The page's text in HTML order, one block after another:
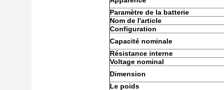
Paramètre de la batterie
Nom de l'article
Configuration
Capacité nominale
Résistance interne
Voltage nominal
Dimension
Le poids